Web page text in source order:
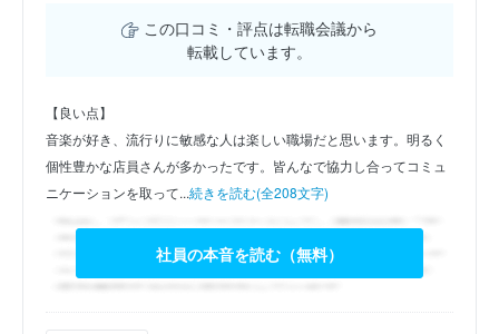
この口コミ・評点は転職会議から
転載しています。
【良い点】
音楽が好き、流行りに敏感な人は楽しい職場だと思います。明るく
個性豊かな店員さんが多かったです。皆んなで協力し合ってコミュ
ニケーションを取って...続きを読む(全208文字)
社員の本音を読む（無料）